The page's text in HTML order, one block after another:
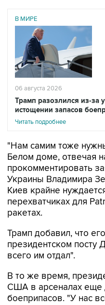
В МИРЕ
06 августа 2026
Трамп разозлился из-за
истощении запасов
Читать подробнее
"Нам самим тоже
Белом доме, отвечая
прокомментировать
Украины Владимира
Киев крайне
перехватчиках для
ракетах.
Трамп добавил, что
президентском посту
всего им отдал".
В то же время,
США в арсеналах еще
боеприпасов. "У нас